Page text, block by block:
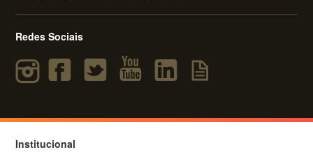
Redes Sociais
Institucional